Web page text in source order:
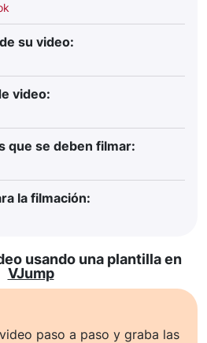
su video:
video:
que se deben filmar:
la filmación:
usando una plantilla en
VJump
paso a paso y graba las